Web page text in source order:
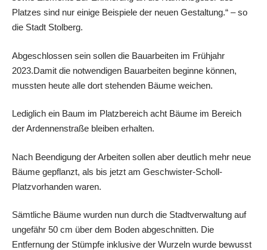
Platzes sind nur einige Beispiele der neuen Gestaltung.“ – so
die Stadt Stolberg.
Abgeschlossen sein sollen die Bauarbeiten im Frühjahr
2023.Damit die notwendigen Bauarbeiten beginne können,
mussten heute alle dort stehenden Bäume weichen.
Lediglich ein Baum im Platzbereich acht Bäume im Bereich
der Ardennenstraße bleiben erhalten.
Nach Beendigung der Arbeiten sollen aber deutlich mehr neue
Bäume gepflanzt, als bis jetzt am Geschwister-Scholl-
Platzvorhanden waren.
Sämtliche Bäume wurden nun durch die Stadtverwaltung auf
ungefähr 50 cm über dem Boden abgeschnitten. Die
Entfernung der Stümpfe inklusive der Wurzeln wurde bewusst